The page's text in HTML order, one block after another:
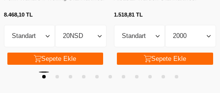
8.468,10 TL
Sepete Ekle
1.518,81TL
Sepete Ekle